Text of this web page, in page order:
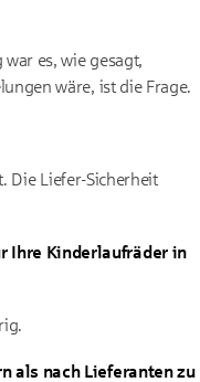
es, wie gesagt,
wäre, ist die Frage.
Die Liefer-Sicherheit
Ihre Kinderlaufräder in
als nach Lieferanten zu